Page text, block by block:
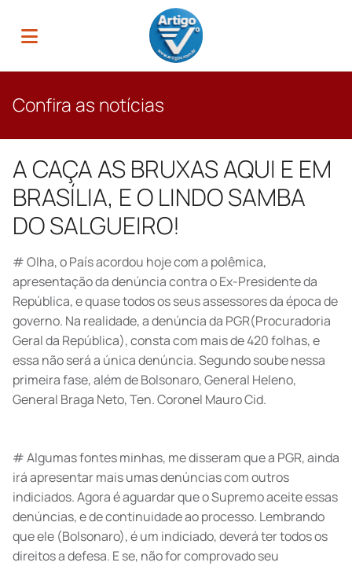
Confira as notícias
A CAÇA AS BRUXAS AQUI E EM
BRASÍLIA, E O LINDO SAMBA
DO SALGUEIRO!
# Olha, o País acordou hoje com a polêmica,
apresentação da denúncia contra o Ex-Presidente da
República, e quase todos os seus assessores da época de
governo. Na realidade, a denúncia da PGR(Procuradoria
Geral da República), consta com mais de 420 folhas, e
essa não será a única denúncia. Segundo soube nessa
primeira fase, além de Bolsonaro, General Heleno,
General Braga Neto, Ten. Coronel Mauro Cid.
# Algumas fontes minhas, me disseram que a PGR, ainda
irá apresentar mais umas denúncias com outros
indiciados. Agora é aguardar que o Supremo aceite essas
denúncias, e de continuidade ao processo. Lembrando
que ele (Bolsonaro), é um indiciado, deverá ter todos os
direitos a defesa. E se, não for comprovado seu